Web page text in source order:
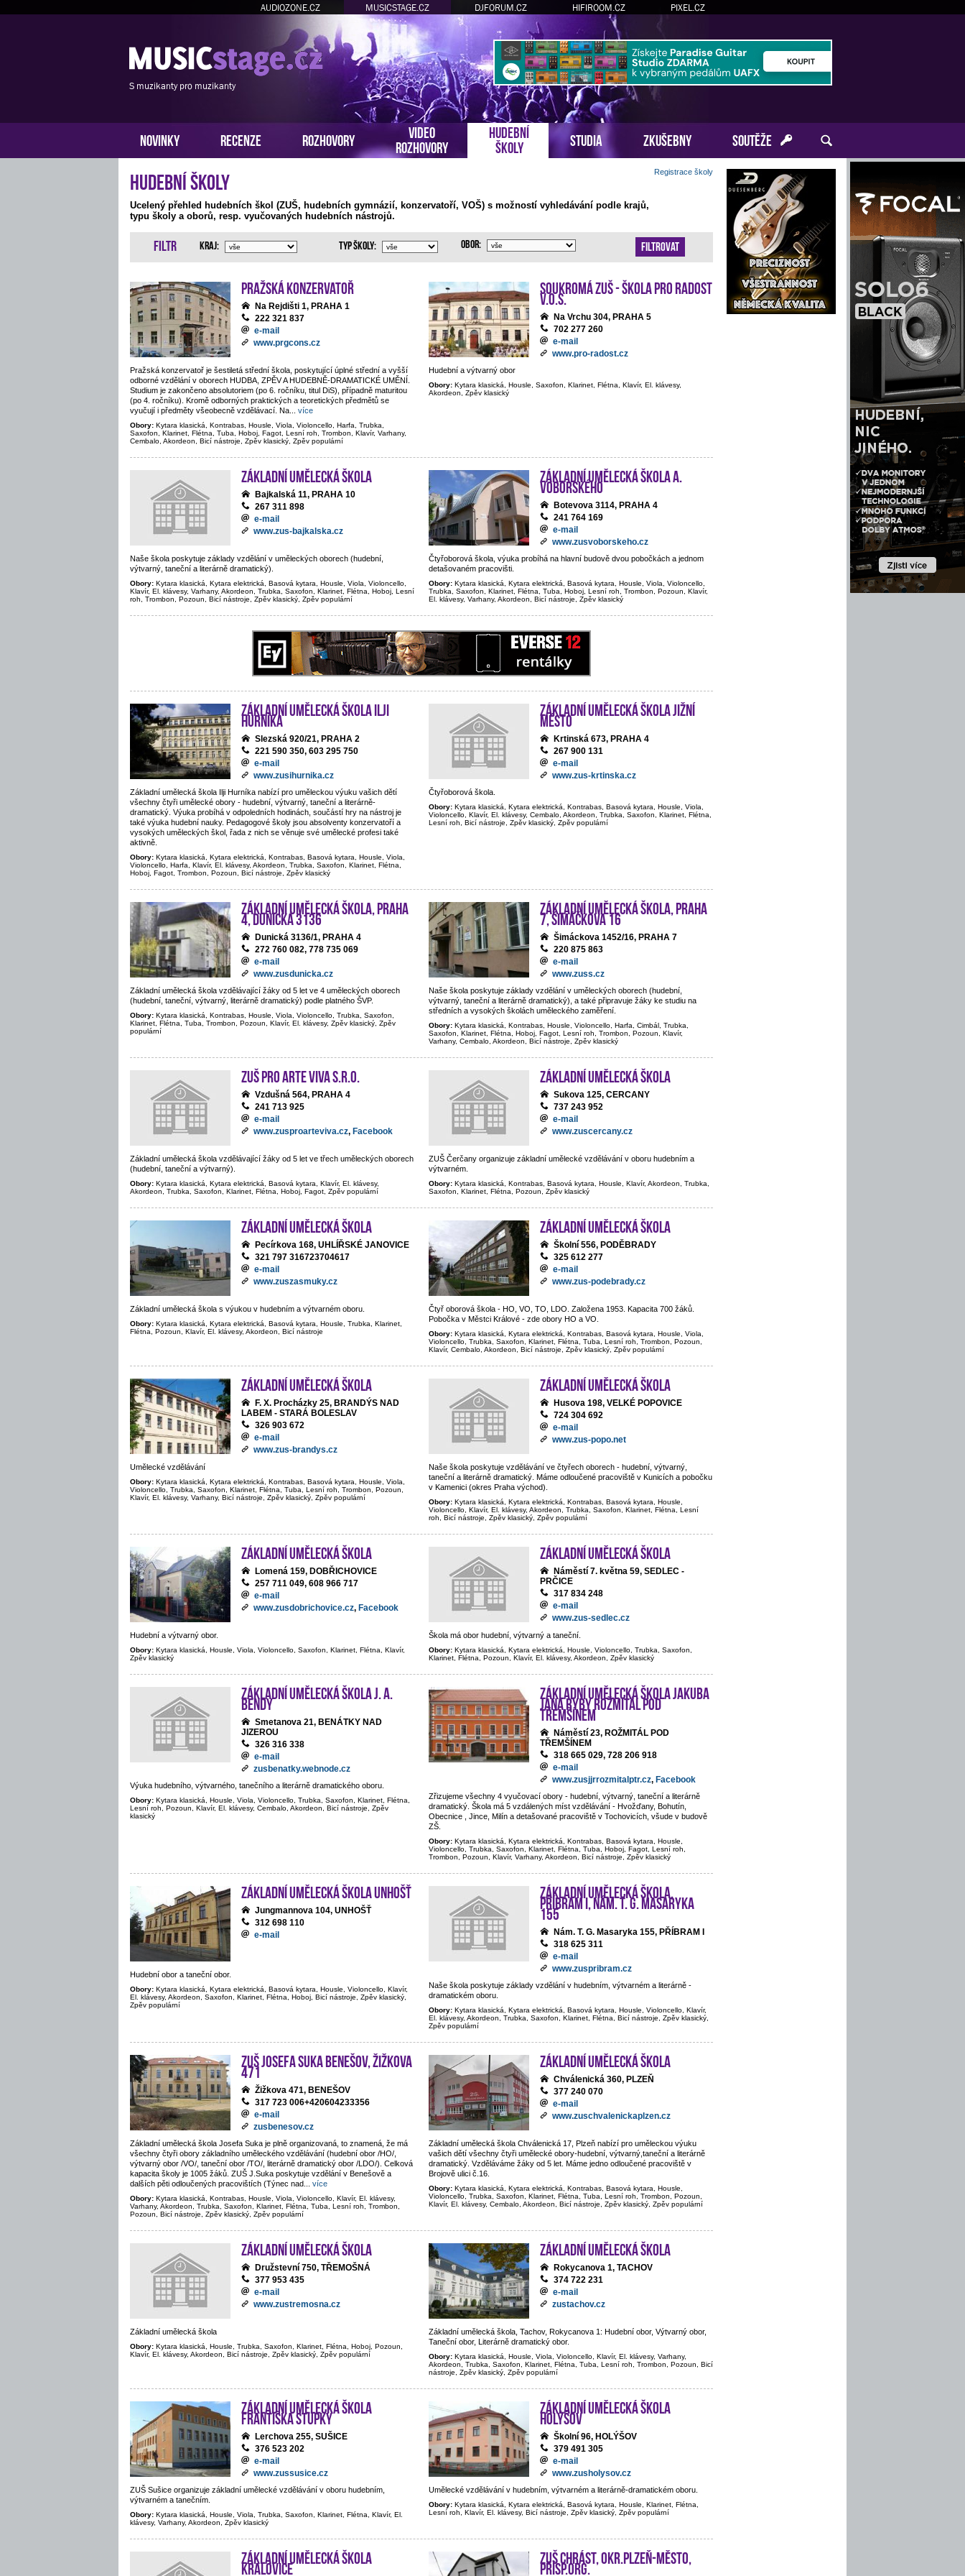
AUDIOZONE.CZ MUSICSTAGE.CZ DJFORUM.CZ HIFIROOM.CZ PIXEL.CZ
S muzikanty pro muzikanty
NOVINKY RECENZE ROZHOVORY
VIDEO
ROZHOVORY
HUDEBNÍ
ŠKOLY
STUDIA ZKUŠEBNY SOUTĚŽE
Hudební školy Registrace školy
Ucelený přehled hudebních škol (ZUŠ, hudebních gymnázií, konzervatoří, VOŠ) s možností vyhledávání podle krajů,
typu školy a oborů, resp. vyučovaných hudebních nástrojů.
Filtr Filtrovat
Kraj: Typ školy: Obor:
Pražská konzervatoř
Na Rejdišti 1, PRAHA 1
222 321 837
e-mail
www.prgcons.cz
Pražská konzervatoř je šestiletá střední škola, poskytující úplné střední a vyšší
odborné vzdělání v oborech HUDBA, ZPĚV A HUDEBNĚ-DRAMATICKÉ UMĚNÍ.
Studium je zakončeno absolutoriem (po 6. ročníku, titul DiS), případně maturitou
(po 4. ročníku). Kromě odborných praktických a teoretických předmětů se
vyučují i předměty všeobecně vzdělávací. Na
více
Obory: Kytara klasická, Kontrabas, Housle, Viola, Violoncello, Harfa, Trubka,
Saxofon, Klarinet, Flétna, Tuba, Hoboj, Fagot, Lesní roh, Trombon, Klavír, Varhany,
Cembalo, Akordeon, Bicí nástroje, Zpěv klasický, Zpěv populární
Soukromá ZUŠ - Škola pro radost
v.o.s.
Na Vrchu 304, PRAHA 5
702 277 260
e-mail
www.pro-radost.cz
Hudební a výtvarný obor
Obory: Kytara klasická, Housle, Saxofon, Klarinet, Flétna, Klavír, El. klávesy,
Akordeon, Zpěv klasický
Základní umělecká škola
Bajkalská 11, PRAHA 10
267 311 898
e-mail
www.zus-bajkalska.cz
Naše škola poskytuje základy vzdělání v uměleckých oborech (hudební,
výtvarný, taneční a literárně dramatický).
Obory: Kytara klasická, Kytara elektrická, Basová kytara, Housle, Viola, Violoncello,
Klavír, El. klávesy, Varhany, Akordeon, Trubka, Saxofon, Klarinet, Flétna, Hoboj, Lesní
roh, Trombon, Pozoun, Bicí nástroje, Zpěv klasický, Zpěv populární
Základní umělecká škola A.
Voborského
Botevova 3114, PRAHA 4
241 764 169
e-mail
www.zusvoborskeho.cz
Čtyřoborová škola, výuka probíhá na hlavní budově dvou pobočkách a jednom
detašovaném pracovišti.
Obory: Kytara klasická, Kytara elektrická, Basová kytara, Housle, Viola, Violoncello,
Trubka, Saxofon, Klarinet, Flétna, Tuba, Hoboj, Lesní roh, Trombon, Pozoun, Klavír,
El. klávesy, Varhany, Akordeon, Bicí nástroje, Zpěv klasický
Základní umělecká škola Ilji
Hurníka
Slezská 920/21, PRAHA 2
221 590 350, 603 295 750
e-mail
www.zusihurnika.cz
Základní umělecká škola Ilji Hurníka nabízí pro uměleckou výuku vašich dětí
všechny čtyři umělecké obory - hudební, výtvarný, taneční a literárně-
dramatický. Výuka probíhá v odpoledních hodinách, součástí hry na nástroj je
také výuka hudební nauky. Pedagogové školy jsou absolventy konzervatoří a
vysokých uměleckých škol, řada z nich se věnuje své umělecké profesi také
aktivně.
Obory: Kytara klasická, Kytara elektrická, Kontrabas, Basová kytara, Housle, Viola,
Violoncello, Harfa, Klavír, El. klávesy, Akordeon, Trubka, Saxofon, Klarinet, Flétna,
Hoboj, Fagot, Trombon, Pozoun, Bicí nástroje, Zpěv klasický
Základní umělecká škola Jižní
Město
Krtinská 673, PRAHA 4
267 900 131
e-mail
www.zus-krtinska.cz
Čtyřoborová škola.
Obory: Kytara klasická, Kytara elektrická, Kontrabas, Basová kytara, Housle, Viola,
Violoncello, Klavír, El. klávesy, Cembalo, Akordeon, Trubka, Saxofon, Klarinet, Flétna,
Lesní roh, Bicí nástroje, Zpěv klasický, Zpěv populární
Základní umělecká škola, Praha
4, Dunická 3136
Dunická 3136/1, PRAHA 4
272 760 082, 778 735 069
e-mail
www.zusdunicka.cz
Základní umělecká škola vzdělávající žáky od 5 let ve 4 uměleckých oborech
(hudební, taneční, výtvarný, literárně dramatický) podle platného ŠVP.
Obory: Kytara klasická, Kontrabas, Housle, Viola, Violoncello, Trubka, Saxofon,
Klarinet, Flétna, Tuba, Trombon, Pozoun, Klavír, El. klávesy, Zpěv klasický, Zpěv
populární
Základní umělecká škola, Praha
7, Šimáčkova 16
Šimáckova 1452/16, PRAHA 7
220 875 863
e-mail
www.zuss.cz
Naše škola poskytuje základy vzdělání v uměleckých oborech (hudební,
výtvarný, taneční a literárně dramatický), a také připravuje žáky ke studiu na
středních a vysokých školách uměleckého zaměření.
Obory: Kytara klasická, Kontrabas, Housle, Violoncello, Harfa, Cimbál, Trubka,
Saxofon, Klarinet, Flétna, Hoboj, Fagot, Lesní roh, Trombon, Pozoun, Klavír,
Varhany, Cembalo, Akordeon, Bicí nástroje, Zpěv klasický
ZUŠ PRO ARTE VIVA s.r.o.
Vzdušná 564, PRAHA 4
241 713 925
e-mail
www.zusproarteviva.cz, Facebook
Základní umělecká škola vzdělávající žáky od 5 let ve třech uměleckých oborech
(hudební, taneční a výtvarný).
Obory: Kytara klasická, Kytara elektrická, Basová kytara, Klavír, El. klávesy,
Akordeon, Trubka, Saxofon, Klarinet, Flétna, Hoboj, Fagot, Zpěv populární
Základní umělecká škola
Sukova 125, CERCANY
737 243 952
e-mail
www.zuscercany.cz
ZUŠ Čerčany organizuje základní umělecké vzdělávání v oboru hudebním a
výtvarném.
Obory: Kytara klasická, Kontrabas, Basová kytara, Housle, Klavír, Akordeon, Trubka,
Saxofon, Klarinet, Flétna, Pozoun, Zpěv klasický
Základní umělecká škola
Pecírkova 168, UHLÍŘSKÉ JANOVICE
321 797 316723704617
e-mail
www.zuszasmuky.cz
Základní umělecká škola s výukou v hudebním a výtvarném oboru.
Obory: Kytara klasická, Kytara elektrická, Basová kytara, Housle, Trubka, Klarinet,
Flétna, Pozoun, Klavír, El. klávesy, Akordeon, Bicí nástroje
Základní umělecká škola
Školní 556, PODĚBRADY
325 612 277
e-mail
www.zus-podebrady.cz
Čtyř oborová škola - HO, VO, TO, LDO. Založena 1953. Kapacita 700 žáků.
Pobočka v Městci Králové - zde obory HO a VO.
Obory: Kytara klasická, Kytara elektrická, Kontrabas, Basová kytara, Housle, Viola,
Violoncello, Trubka, Saxofon, Klarinet, Flétna, Tuba, Lesní roh, Trombon, Pozoun,
Klavír, Cembalo, Akordeon, Bicí nástroje, Zpěv klasický, Zpěv populární
Základní umělecká škola
F. X. Procházky 25, BRANDÝS NAD
LABEM - STARÁ BOLESLAV
326 903 672
e-mail
www.zus-brandys.cz
Umělecké vzdělávání
Obory: Kytara klasická, Kytara elektrická, Kontrabas, Basová kytara, Housle, Viola,
Violoncello, Trubka, Saxofon, Klarinet, Flétna, Tuba, Lesní roh, Trombon, Pozoun,
Klavír, El. klávesy, Varhany, Bicí nástroje, Zpěv klasický, Zpěv populární
Základní umělecká škola
Husova 198, VELKÉ POPOVICE
724 304 692
e-mail
www.zus-popo.net
Naše škola poskytuje vzdělávání ve čtyřech oborech - hudební, výtvarný,
taneční a literárně dramatický. Máme odloučené pracoviště v Kunicích a pobočku
v Kamenici (okres Praha východ).
Obory: Kytara klasická, Kytara elektrická, Kontrabas, Basová kytara, Housle,
Violoncello, Klavír, El. klávesy, Akordeon, Trubka, Saxofon, Klarinet, Flétna, Lesní
roh, Bicí nástroje, Zpěv klasický, Zpěv populární
Základní umělecká škola
Lomená 159, DOBŘICHOVICE
257 711 049, 608 966 717
e-mail
www.zusdobrichovice.cz, Facebook
Hudební a výtvarný obor.
Obory: Kytara klasická, Housle, Viola, Violoncello, Saxofon, Klarinet, Flétna, Klavír,
Zpěv klasický
Základní umělecká škola
Náměstí 7. května 59, SEDLEC -
PRČICE
317 834 248
e-mail
www.zus-sedlec.cz
Škola má obor hudební, výtvarný a taneční.
Obory: Kytara klasická, Kytara elektrická, Housle, Violoncello, Trubka, Saxofon,
Klarinet, Flétna, Pozoun, Klavír, El. klávesy, Akordeon, Zpěv klasický
Základní umělecká škola J. A.
Bendy
Smetanova 21, BENÁTKY NAD
JIZEROU
326 316 338
e-mail
zusbenatky.webnode.cz
Výuka hudebního, výtvarného, tanečního a literárně dramatického oboru.
Obory: Kytara klasická, Housle, Viola, Violoncello, Trubka, Saxofon, Klarinet, Flétna,
Lesní roh, Pozoun, Klavír, El. klávesy, Cembalo, Akordeon, Bicí nástroje, Zpěv
klasický
Základní umělecká škola Jakuba
Jana Ryby Rožmitál pod
Třemšínem
Náměstí 23, ROŽMITÁL POD
TŘEMŠÍNEM
318 665 029, 728 206 918
e-mail
www.zusjjrrozmitalptr.cz, Facebook
Zřizujeme všechny 4 vyučovací obory - hudební, výtvarný, taneční a literárně
dramatický. Škola má 5 vzdálených míst vzdělávání - Hvožďany, Bohutín,
Obecnice , Jince, Milín a detašované pracoviště v Tochovicích, všude v budově
ZŠ.
Obory: Kytara klasická, Kytara elektrická, Kontrabas, Basová kytara, Housle,
Violoncello, Trubka, Saxofon, Klarinet, Flétna, Tuba, Hoboj, Fagot, Lesní roh,
Trombon, Pozoun, Klavír, Varhany, Akordeon, Bicí nástroje, Zpěv klasický
Základní umělecká škola Unhošť
Jungmannova 104, UNHOŠŤ
312 698 110
e-mail
Hudební obor a taneční obor.
Obory: Kytara klasická, Kytara elektrická, Basová kytara, Housle, Violoncello, Klavír,
El. klávesy, Akordeon, Saxofon, Klarinet, Flétna, Hoboj, Bicí nástroje, Zpěv klasický,
Zpěv populární
Základní umělecká škola,
Příbram I, nám. T. G. Masaryka
155
Nám. T. G. Masaryka 155, PŘÍBRAM I
318 625 311
e-mail
www.zuspribram.cz
Naše škola poskytuje základy vzdělání v hudebním, výtvarném a literárně -
dramatickém oboru.
Obory: Kytara klasická, Kytara elektrická, Basová kytara, Housle, Violoncello, Klavír,
El. klávesy, Akordeon, Trubka, Saxofon, Klarinet, Flétna, Bicí nástroje, Zpěv klasický,
Zpěv populární
ZUŠ Josefa Suka Benešov, Žižkova
471
Žižkova 471, BENEŠOV
317 723 006+420604233356
e-mail
zusbenesov.cz
Základní umělecká škola Josefa Suka je plně organizovaná, to znamená, že má
všechny čtyři obory základního uměleckého vzdělávání (hudební obor /HO/,
výtvarný obor /VO/, taneční obor /TO/, literárně dramatický obor /LDO/). Celková
kapacita školy je 1005 žáků. ZUŠ J.Suka poskytuje vzdělání v Benešově a
dalších pěti odloučených pracovištích (Týnec nad
více
Obory: Kytara klasická, Kontrabas, Housle, Viola, Violoncello, Klavír, El. klávesy,
Varhany, Akordeon, Trubka, Saxofon, Klarinet, Flétna, Tuba, Lesní roh, Trombon,
Pozoun, Bicí nástroje, Zpěv klasický, Zpěv populární
Základní umělecká škola
Chválenická 360, PLZEŇ
377 240 070
e-mail
www.zuschvalenickaplzen.cz
Základní umělecká škola Chválenická 17, Plzeň nabízí pro uměleckou výuku
vašich dětí všechny čtyři umělecké obory-hudební, výtvarný,taneční a literárně
dramatický. Vzděláváme žáky od 5 let. Máme jedno odloučené pracoviště v
Brojově ulici č.16.
Obory: Kytara klasická, Kytara elektrická, Kontrabas, Basová kytara, Housle,
Violoncello, Trubka, Saxofon, Klarinet, Flétna, Tuba, Lesní roh, Trombon, Pozoun,
Klavír, El. klávesy, Cembalo, Akordeon, Bicí nástroje, Zpěv klasický, Zpěv populární
Základní umělecká škola
Družstevní 750, TŘEMOŠNÁ
377 953 435
e-mail
www.zustremosna.cz
Základní umělecká škola
Obory: Kytara klasická, Housle, Trubka, Saxofon, Klarinet, Flétna, Hoboj, Pozoun,
Klavír, El. klávesy, Akordeon, Bicí nástroje, Zpěv klasický, Zpěv populární
Základní umělecká škola
Rokycanova 1, TACHOV
374 722 231
e-mail
zustachov.cz
Základní umělecká škola, Tachov, Rokycanova 1: Hudební obor, Výtvarný obor,
Taneční obor, Literárně dramatický obor.
Obory: Kytara klasická, Housle, Viola, Violoncello, Klavír, El. klávesy, Varhany,
Akordeon, Trubka, Saxofon, Klarinet, Flétna, Tuba, Lesní roh, Trombon, Pozoun, Bicí
nástroje, Zpěv klasický, Zpěv populární
Základní umělecká škola
Františka Stupky
Lerchova 255, SUŠICE
376 523 202
e-mail
www.zussusice.cz
ZUŠ Sušice organizuje základní umělecké vzdělávání v oboru hudebním,
výtvarném a tanečním.
Obory: Kytara klasická, Housle, Viola, Trubka, Saxofon, Klarinet, Flétna, Klavír, El.
klávesy, Varhany, Akordeon, Zpěv klasický
Základní umělecká škola
Holýšov
Školní 96, HOLÝŠOV
379 491 305
e-mail
www.zusholysov.cz
Umělecké vzdělávání v hudebním, výtvarném a literárně-dramatickém oboru.
Obory: Kytara klasická, Kytara elektrická, Basová kytara, Housle, Klarinet, Flétna,
Lesní roh, Klavír, El. klávesy, Bicí nástroje, Zpěv klasický, Zpěv populární
Základní umělecká škola
Kralovice
ZUŠ Chrást, okr.Plzeň-město,
přísp.org.